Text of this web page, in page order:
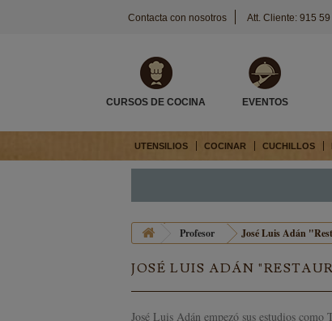
Contacta con nosotros Att. Cliente: 915
CURSOS DE COCINA EVENTOS
UTENSILIOS COCINAR CUCHILLOS
Profesor José Luis Adán
JOSÉ LUIS ADÁN
José Luis Adán empezó sus estudios